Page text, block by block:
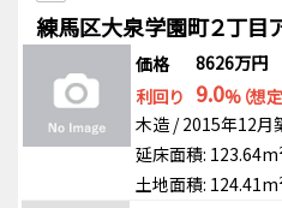
練馬区大泉学園町２丁目
価格
8626万円
利回り 9.0%（想定
木造 / 2015年12月
延床面積:
土地面積: